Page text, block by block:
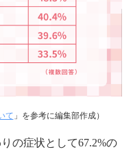
て 」を参考に編集部作成）
の症状として67.2%の